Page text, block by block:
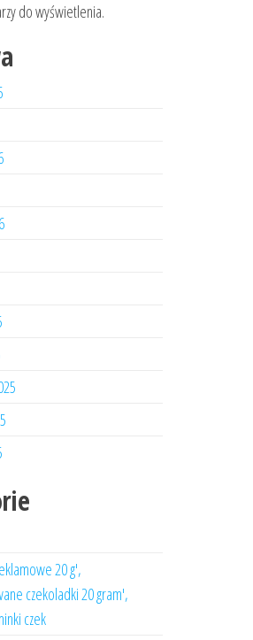
do wyświetlenia.
20 g',
czekoladki 20 gram',
czek